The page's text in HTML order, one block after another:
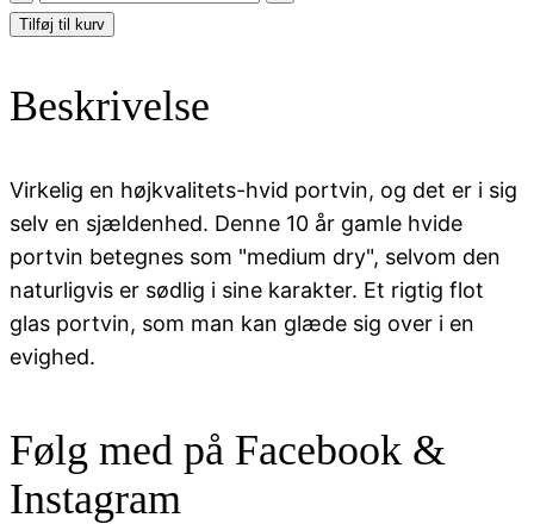
Alegre,
Year
Old
Dry
White
antal
Tilføj til kurv
Beskrivelse
Virkelig en højkvalitets-hvid portvin, og det er i sig
selv en sjældenhed. Denne 10 år gamle hvide
portvin betegnes som "medium dry", selvom den
naturligvis er sødlig i sine karakter. Et rigtig flot
glas portvin, som man kan glæde sig over i en
evighed.
Følg med på Facebook &
Instagram